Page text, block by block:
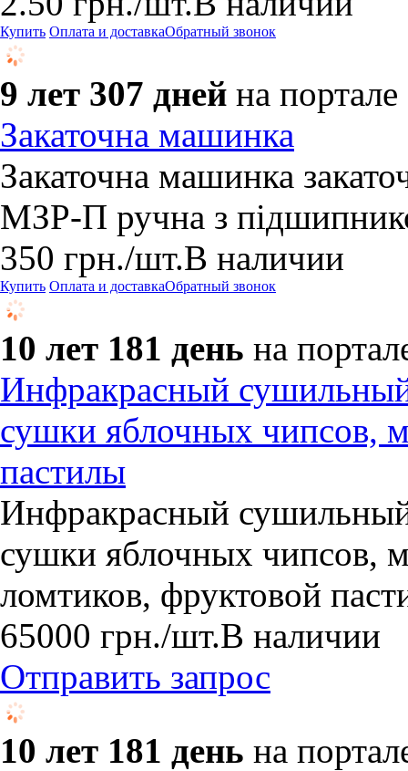
Купить Оплата и доставкаОбратный звонок
9 лет 307 дней на портале
Закаточна машинка
Закаточна машинка
МЗР-П ручна з
350 грн./шт.В наличии
Купить Оплата и доставкаОбратный звонок
10 лет 181 день на
Инфракрасный
сушки яблочных чипсов,
пастилы
Инфракрасный
сушки яблочных чипсов,
ломтиков, фруктовой
65000 грн./шт.В наличии
Отправить запрос
10 лет 181 день на